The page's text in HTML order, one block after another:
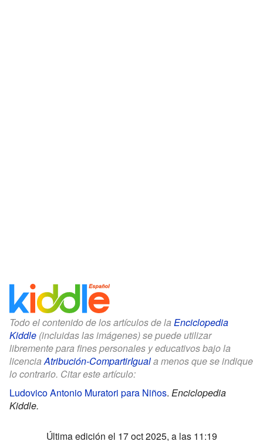
Todo el contenido de los artículos de la Enciclopedia
Kiddle (incluidas las imágenes) se puede utilizar
libremente para fines personales y educativos bajo la
licenciaAtribución-CompartirIguala menos que se indique
lo contrario. Citar este artículo:
Ludovico Antonio Muratori para Niños. Enciclopedia
Kiddle.
Última edición el 17 oct 2025, a las 11:19